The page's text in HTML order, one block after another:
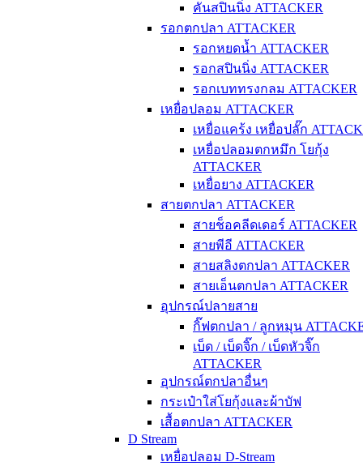
คันสปินนิ่ง ATTACKER
รอกตกปลา ATTACKER
รอกหยดน้ำ ATTACKER
รอกสปินนิ่ง ATTACKER
รอกเบททรงกลม ATTACKER
เหยื่อปลอม ATTACKER
เหยื่อแคร้ง เหยื่อปลั๊ก
เหยื่อปลอมตกหมึก โยกุ้ง
ATTACKER
เหยื่อยาง ATTACKER
สายตกปลา ATTACKER
สายช็อคลีดเดอร์ ATTACKER
สายพีอี ATTACKER
สายสลิงตกปลา ATTACKER
สายเอ็นตกปลา ATTACKER
อุปกรณ์ปลายสาย
กิ๊ฟตกปลา / ลูกหมุน
เบ็ด / เบ็ดจิ๊ก / เบ็ดหัวจิ๊ก
ATTACKER
อุปกรณ์ตกปลาอื่นๆ
กระเป๋าใส่โยกุ้งและผ้าบัฟ
เสื้อตกปลา ATTACKER
D Stream
เหยื่อปลอม D-Stream